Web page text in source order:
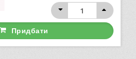
Придбати